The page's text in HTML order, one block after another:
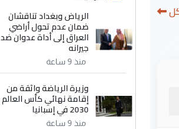
الرياض وبغداد تناقشان
ضمان عدم تحول أراضي
العراق إلى أداة عدوان ضد
جيرانه
منذ 9 ساعة
وزيرة الرياضة واثقة من
إقامة نهائي كأس العالم
2030 في إسبانيا
منذ 9 ساعة